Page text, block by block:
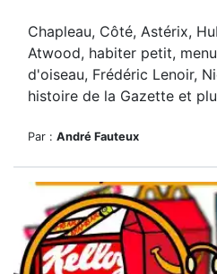
Chapleau, Côté, Astérix,
Atwood, habiter petit,
d'oiseau, Frédéric Lenoir,
histoire de la Gazette et
Par : André Fauteux